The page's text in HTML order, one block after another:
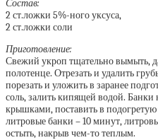
Состав:
2 ст.ложки 5%-ного уксуса,
2 ст.ложки соли
Приготовление:
Свежий укроп тщательно вымыть,
полотенце. Отрезать и удалить
порезать и уложить в заранее
соль, залить кипящей водой.
крышками, поставить в
литровые банки – 10 минут,
остыть, накрыв чем-то теплым.